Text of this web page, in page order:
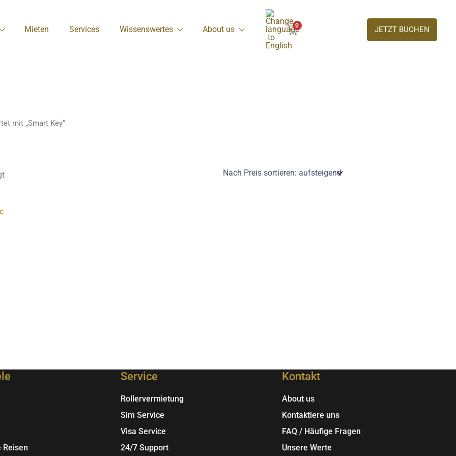
JETZT BUCHEN
Mieten Services Wissenswertes About us 0
mit „Smart Key“
Reisen
Service
Rollervermietung
Sim Service
Visa Service
24/7 Support
Kontakt
About us
Kontaktiere uns
FAQ / Häufige Fragen
Unsere Werte